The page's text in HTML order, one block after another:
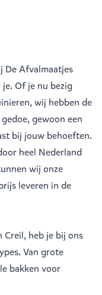
De Afvalmaatjes
Of je nu bezig
wij hebben de
gewoon een
bij jouw behoeften.
heel Nederland
wij onze
leveren in de
heb je bij ons
Van grote
bakken voor